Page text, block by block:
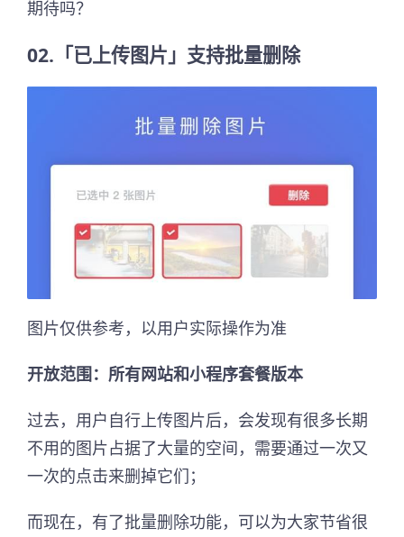
期待吗？
02.「已上传图片」支持批量删除
图片仅供参考，以用户实际操作为准
开放范围：所有网站和小程序套餐版本
过去，用户自行上传图片后，会发现有很多长期
不用的图片占据了大量的空间，需要通过一次又
一次的点击来删掉它们；
而现在，有了批量删除功能，可以为大家节省很